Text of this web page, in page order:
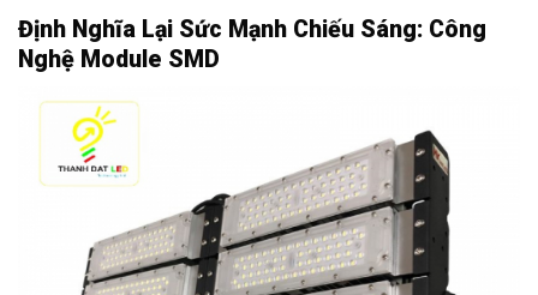
Định Nghĩa Lại Sức Mạnh Chiếu Sáng: Công
Nghệ Module SMD